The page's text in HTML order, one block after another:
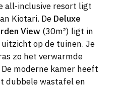
all-inclusive resort ligt
Kiotari. De Deluxe
View (30m²) ligt in
op de tuinen. Je
zo het verwarmde
moderne kamer heeft
dubbele wastafel en